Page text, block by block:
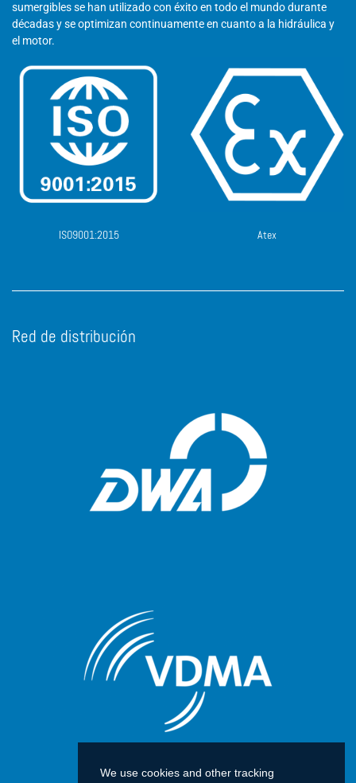
We use cookies and other tracking
sumergibles se han utilizado con éxito en todo el mundo durante
décadas y se optimizan continuamente en cuanto a la hidráulica y
el motor.
ISO9001:2015 Atex
Red de distribución